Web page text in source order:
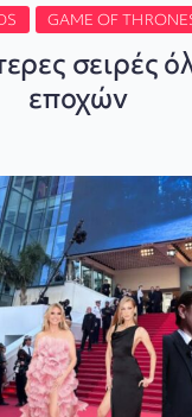
GAME OF
σειρές
εποχών